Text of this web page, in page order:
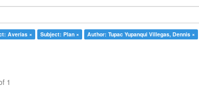
Averías × Subject: Plan × Author: Tupac Yupanqui Villegas, Dennis ×
1